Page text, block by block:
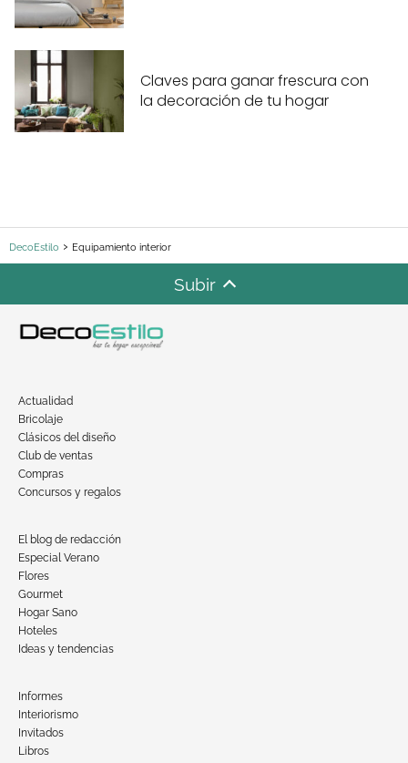
Claves para ganar frescura con
la decoración de tu hogar
DecoEstilo Equipamiento interior
Subir
Actualidad
Bricolaje
Clásicos del diseño
Club de ventas
Compras
Concursos y regalos
El blog de redacción
Especial Verano
Flores
Gourmet
Hogar Sano
Hoteles
Ideas y tendencias
Informes
Interiorismo
Invitados
Libros